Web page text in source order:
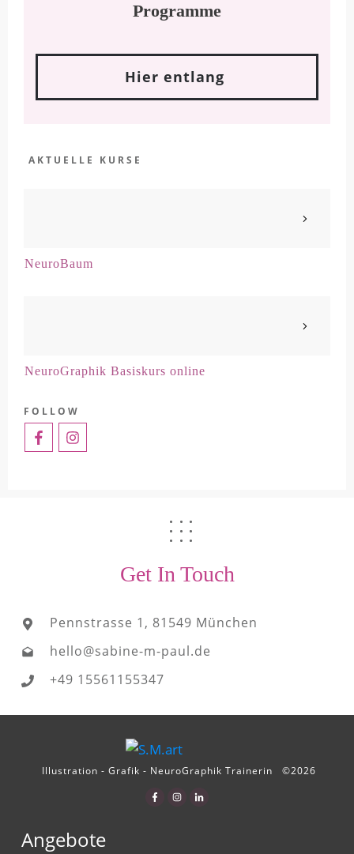
Programme
Hier entlang
AKTUELLE KURSE
NeuroBaum
NeuroGraphik Basiskurs online
FOLLOW
Get In Touch
Pennstrasse 1, 81549 München
hello@sabine-m-paul.de
+49 15561155347
Illustration - Grafik - NeuroGraphik Trainerin ©2026
Angebote